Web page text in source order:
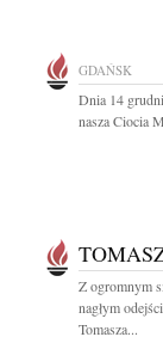
GDAŃSK
Dnia 14
nasza Ciocia
Z ogromnym
nagłym
Tomasza...